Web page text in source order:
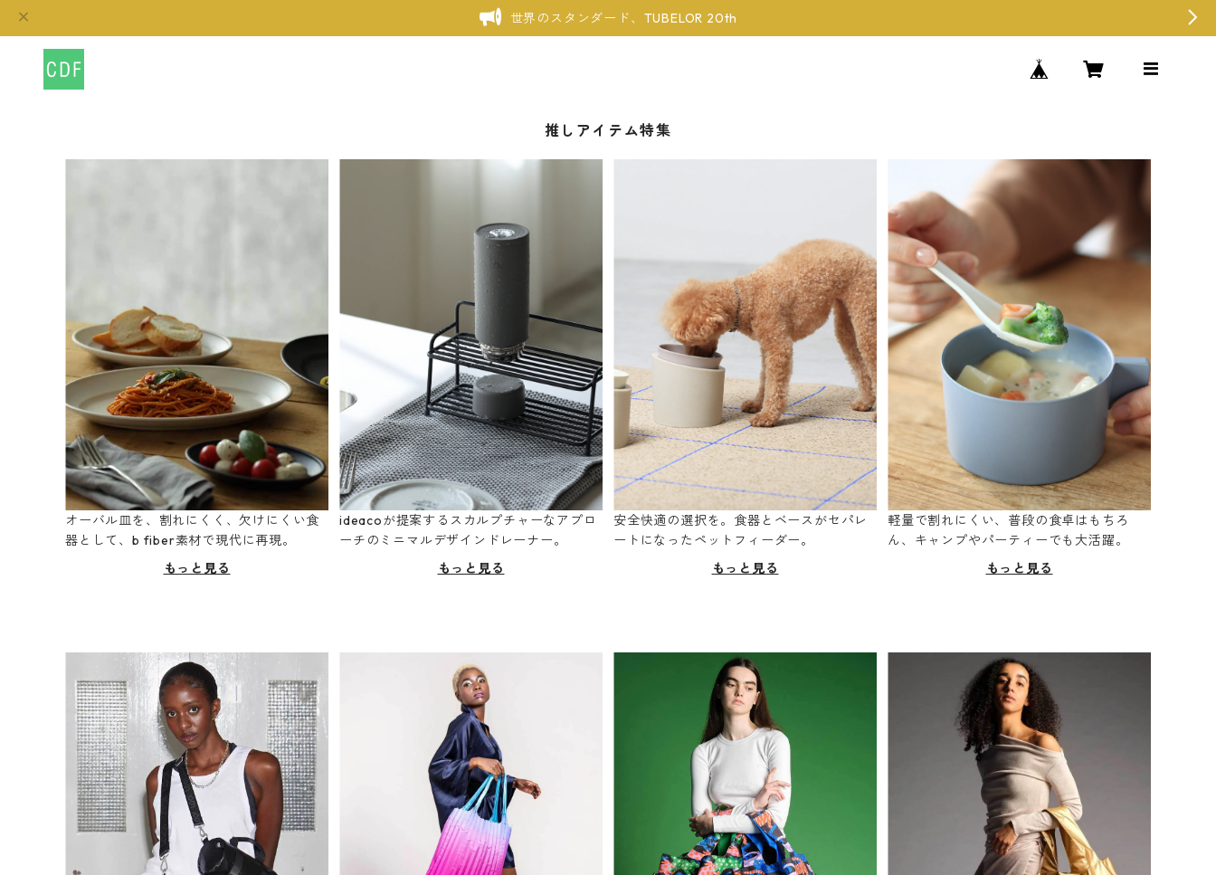
世界のスタンダード、TUBELOR 20th
推しアイテム特集
オーバル皿を、割れにくく、欠けにくい食
器として、b fiber素材で現代に再現。
もっと見る
ideacoが提案するスカルプチャーなアプロ
ーチのミニマルデザインドレーナー。
もっと見る
安全快適の選択を。食器とベースがセパレ
ートになったペットフィーダー。
もっと見る
軽量で割れにくい、普段の食卓はもちろ
ん、キャンプやパーティーでも大活躍。
もっと見る